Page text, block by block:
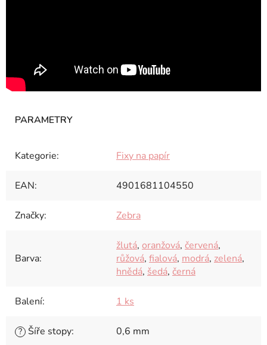
Kategorie: Fixy na papír
EAN: 4901681104550
Značky: Zebra
Barva:
žlutá, oranžová, červená,
růžová, fialová, modrá, zelená,
hnědá, šedá, černá
Balení: 1 ks
? Šíře stopy: 0,6 mm